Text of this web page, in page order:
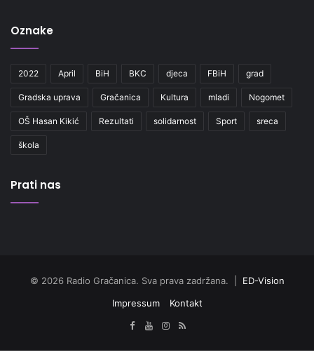
Oznake
2022 April BiH BKC djeca FBiH grad
Gradska uprava Gračanica Kultura mladi Nogomet
OŠ Hasan Kikić Rezultati solidarnost Sport sreca
škola
Prati nas
© 2026 Radio Gračanica. Sva prava zadržana. | ED-Vision
Impressum
Kontakt